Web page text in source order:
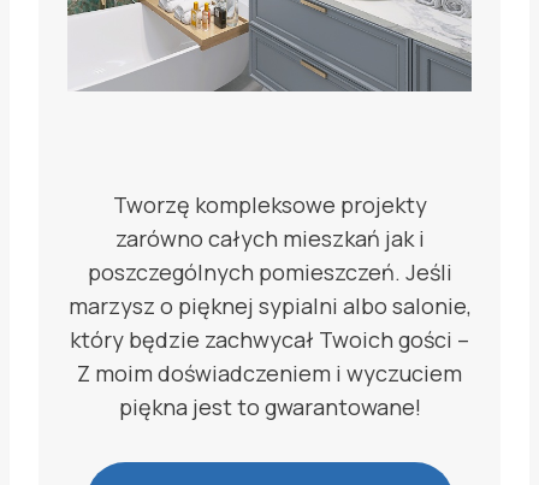
Tworzę kompleksowe projekty
zarówno całych mieszkań jak i
poszczególnych pomieszczeń. Jeśli
marzysz o pięknej sypialni albo salonie,
który będzie zachwycał Twoich gości –
Z moim doświadczeniem i wyczuciem
piękna jest to gwarantowane!